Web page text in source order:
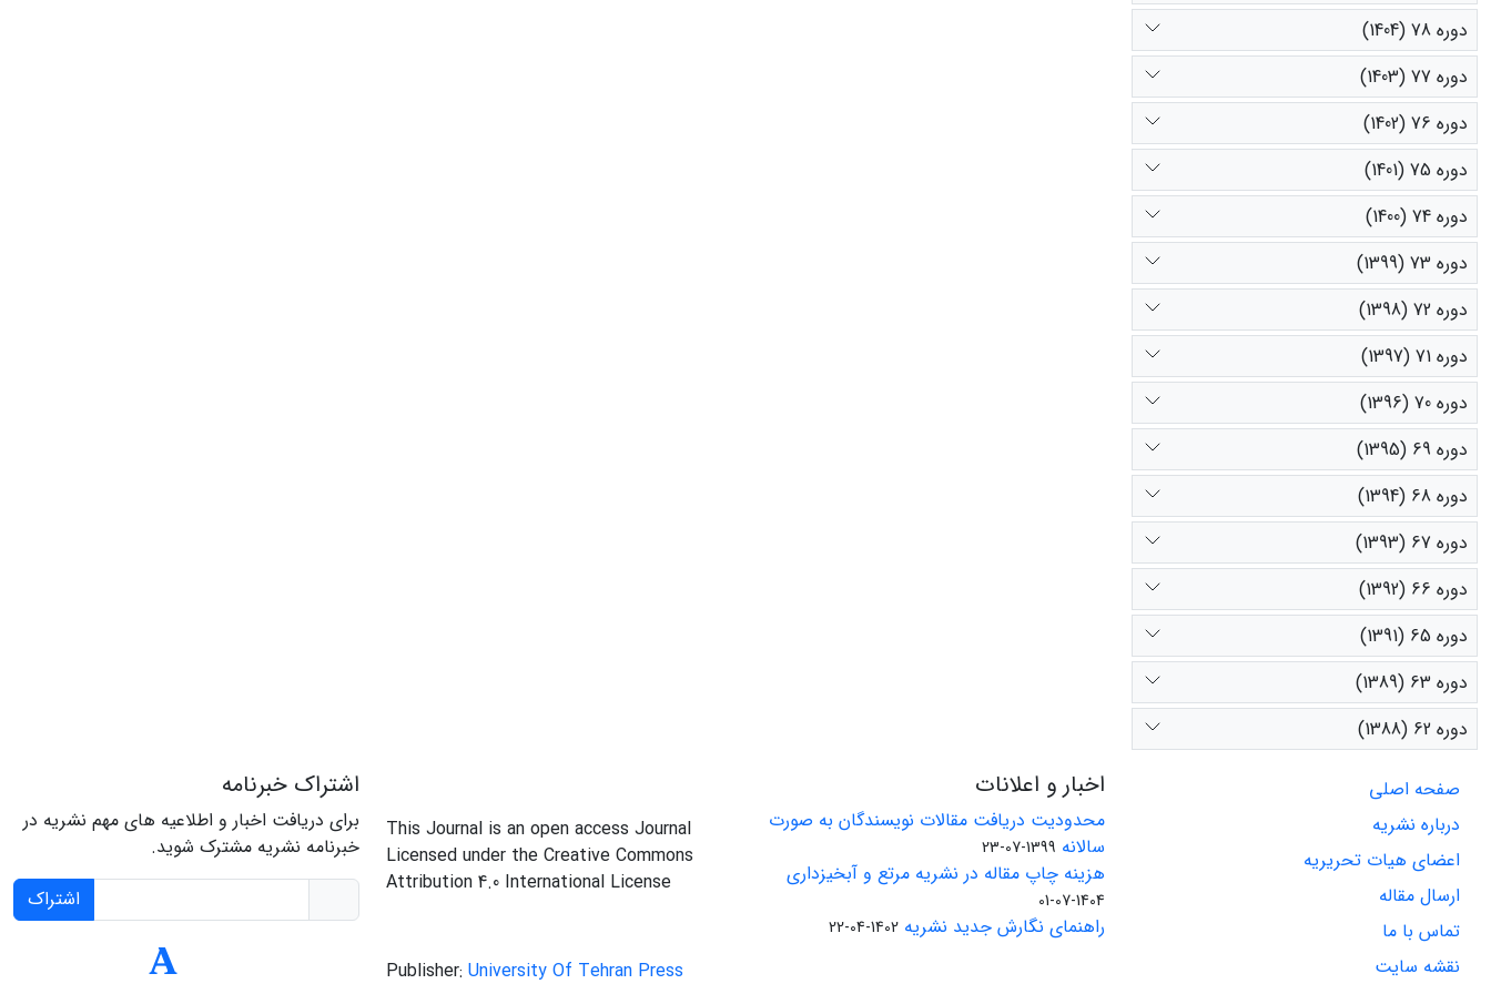
دوره 78 (1404)
دوره 77 (1403)
دوره 76 (1402)
دوره 75 (1401)
دوره 74 (1400)
دوره 73 (1399)
دوره 72 (1398)
دوره 71 (1397)
دوره 70 (1396)
دوره 69 (1395)
دوره 68 (1394)
دوره 67 (1393)
دوره 66 (1392)
دوره 65 (1391)
دوره 63 (1389)
دوره 62 (1388)
صفحه اصلی
درباره نشریه
اعضای هیات تحریریه
ارسال مقاله
تماس با ما
نقشه سایت
اخبار و اعلانات
محدودیت دریافت مقالات نویسندگان به صورت
سالانه 1399-07-23
هزینه چاپ مقاله در نشریه مرتع و آبخیزداری
1404-07-01
راهنمای نگارش جدید نشریه 1402-04-22
This Journal is an open access Journal
Licensed under the Creative Commons
Attribution 4.0 International License
Publisher: University Of Tehran Press
اشتراک خبرنامه
برای دریافت اخبار و اطلاعیه های مهم نشریه در
خبرنامه نشریه مشترک شوید.
اشتراک